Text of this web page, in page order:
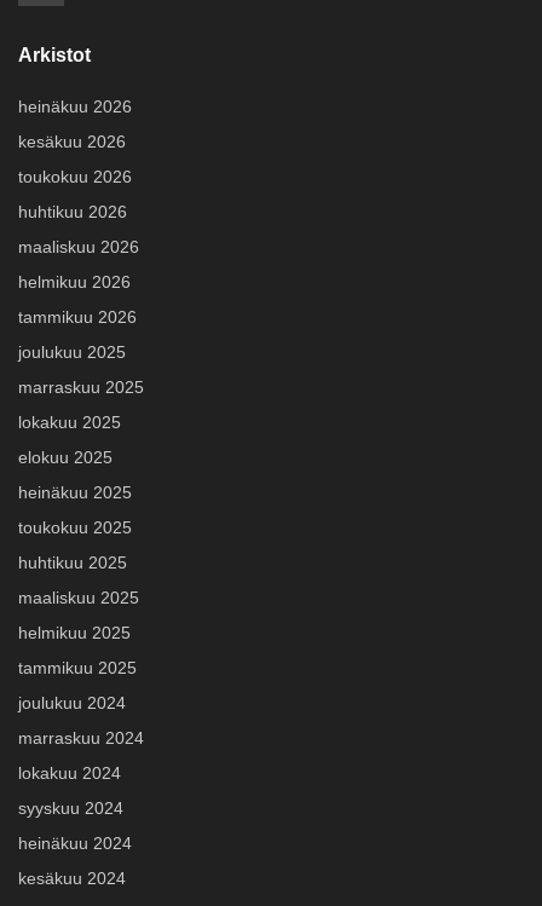
Arkistot
heinäkuu 2026
kesäkuu 2026
toukokuu 2026
huhtikuu 2026
maaliskuu 2026
helmikuu 2026
tammikuu 2026
joulukuu 2025
marraskuu 2025
lokakuu 2025
elokuu 2025
heinäkuu 2025
toukokuu 2025
huhtikuu 2025
maaliskuu 2025
helmikuu 2025
tammikuu 2025
joulukuu 2024
marraskuu 2024
lokakuu 2024
syyskuu 2024
heinäkuu 2024
kesäkuu 2024